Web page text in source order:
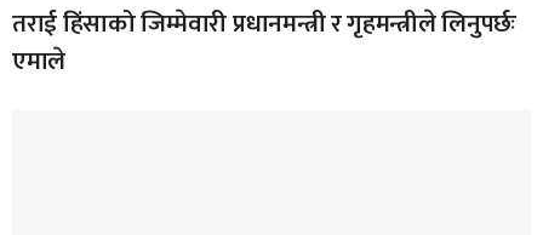
तराई हिंसाको जिम्मेवारी प्रधानमन्त्री र गृहमन्त्रीले लिनुपर्छः
एमाले